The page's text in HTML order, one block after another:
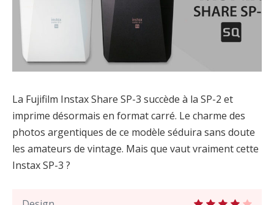
La Fujifilm Instax Share SP-3 succède à la SP-2 et
imprime désormais en format carré. Le charme des
photos argentiques de ce modèle séduira sans doute
les amateurs de vintage. Mais que vaut vraiment cette
Instax SP-3 ?